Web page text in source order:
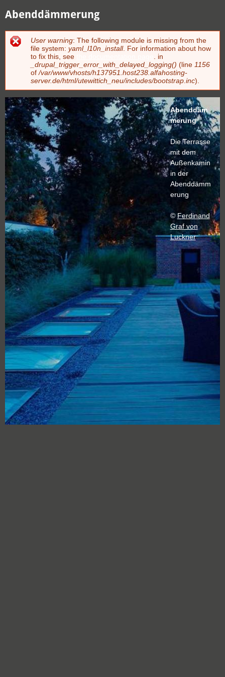
Abenddämmerung
Fehlermeldung
User warning: The following module is missing from the
file system: yaml_l10n_install. For information about how
to fix this, see
. in
_drupal_trigger_error_with_delayed_logging() (line 1156
of/var/www/vhosts/h137951.host238.alfahosting-
server.de/html/utewittich_neu/includes/bootstrap.inc).
Abenddäm
merung
Die Terrasse
mit dem
Außenkamin
in der
Abenddämm
erung
©Ferdinand
Graf von
Luckner